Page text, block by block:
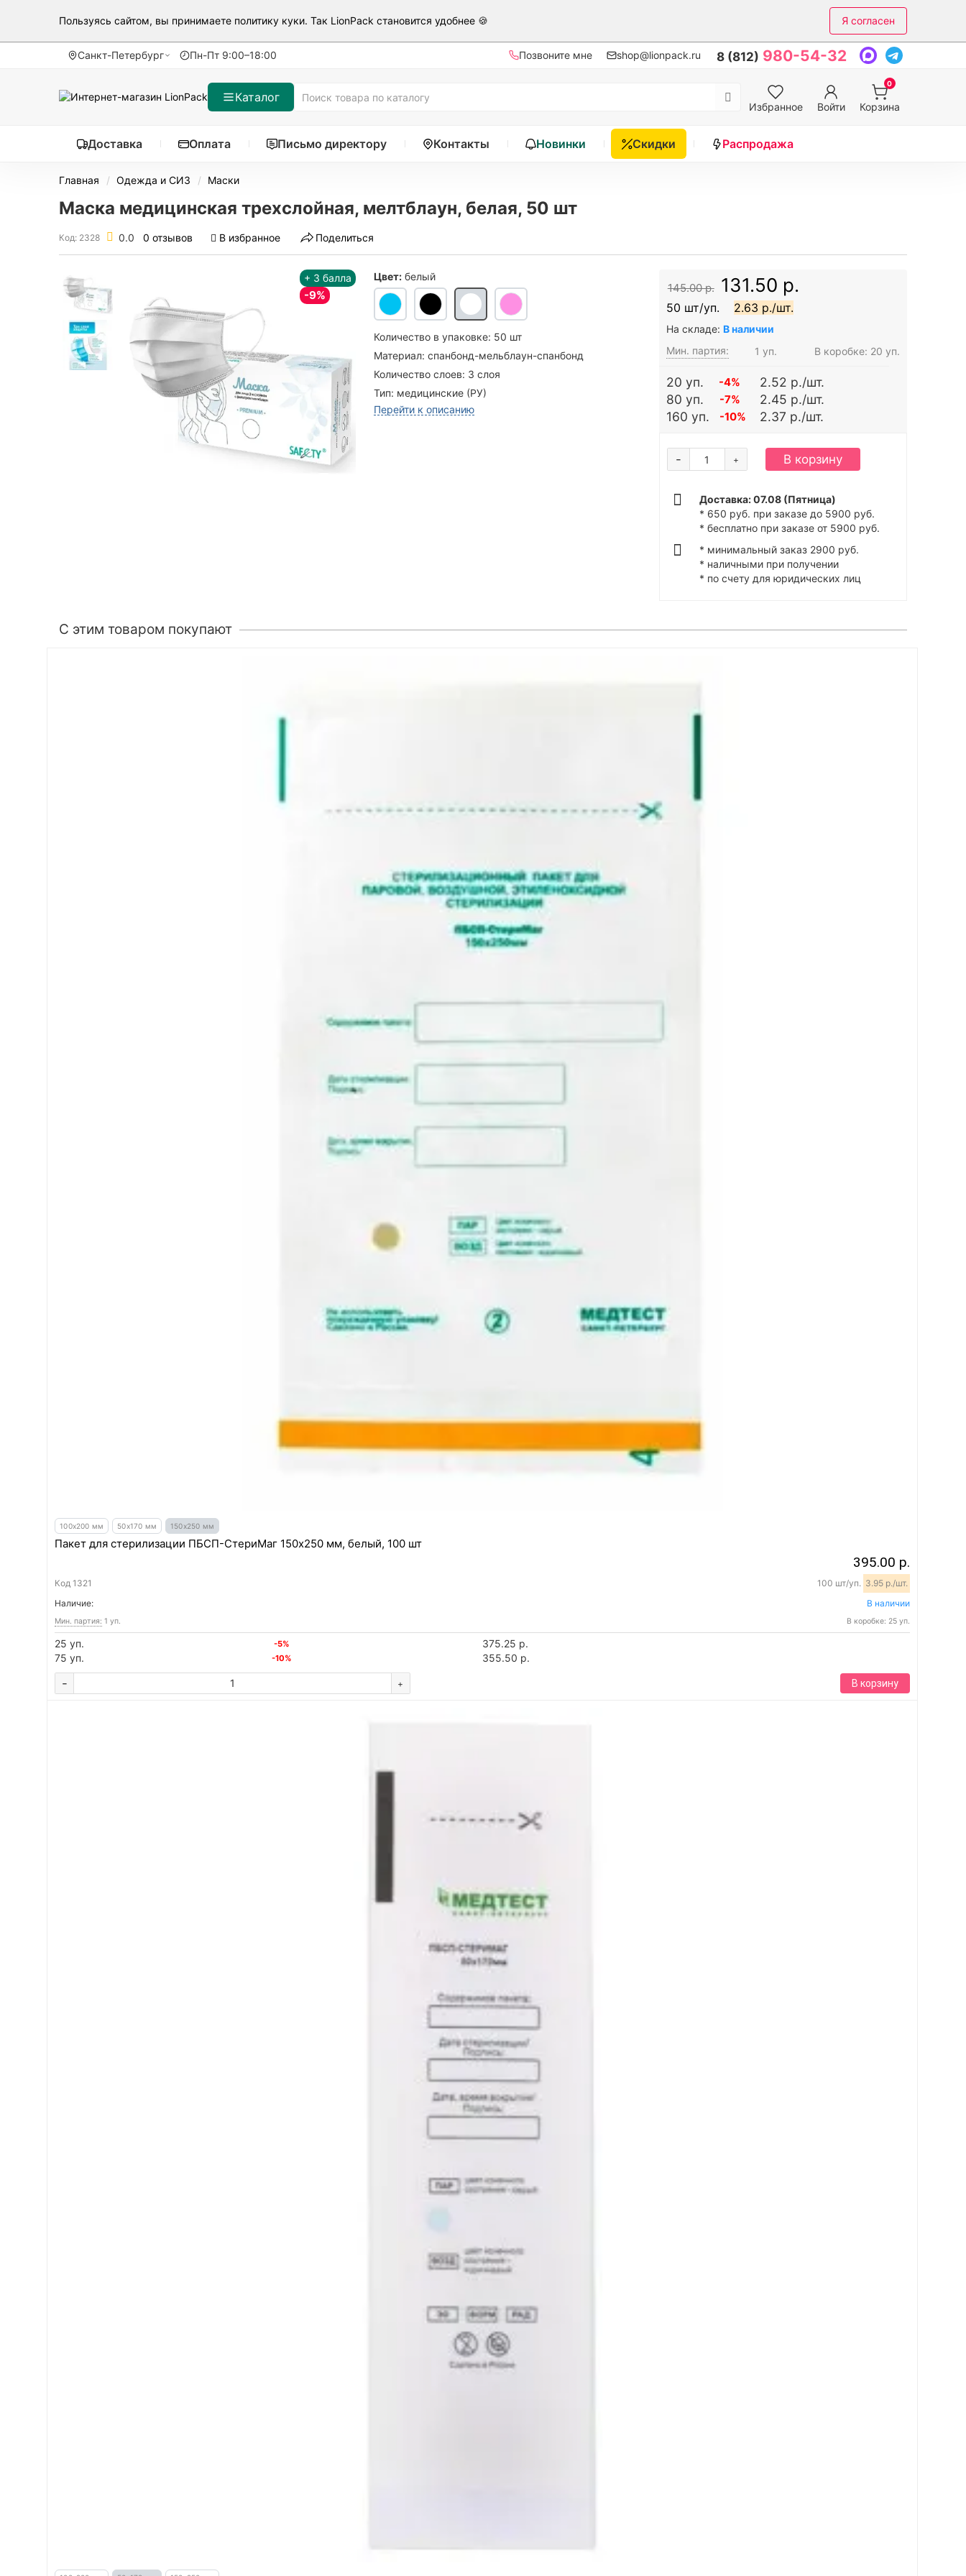
Пользуясь сайтом, вы принимаете политику куки. Так LionPack становится удобнее 🍪 Я согласен
Санкт-Петербург Пн-Пт 9:00–18:00 Позвоните мне shop@lionpack.ru 8 (812) 980-54-32
Каталог
Избранное Войти
0
Корзина
Доставка Оплата Письмо директору Контакты Новинки Скидки Распродажа
Главная Одежда и СИЗ Маски
Маска медицинская трехслойная, мелтблаун, белая, 50 шт
Код: 2328 0.0 0 отзывов В избранное Поделиться
+ 3 балла
-9%
Цвет: белый
Количество в упаковке: 50 шт
Материал: спанбонд-мельблаун-спанбонд
Количество слоев: 3 слоя
Тип: медицинские (РУ)
Перейти к описанию
145.00 р. 131.50 р.
50 шт/уп. 2.63 р./шт.
На складе: В наличии
Мин. партия:
1 уп. В коробке: 20 уп.
20 уп. -4%
2.52 р./шт.
80 уп.
-7%
2.45 р./шт.
160 уп.
-10% 2.37 р./шт.
+
- В корзину
Доставка: 07.08 (Пятница)
* 650 руб. при заказе до 5900 руб.
* бесплатно при заказе от 5900 руб.
* минимальный заказ 2900 руб.
* наличными при получении
* по счету для юридических лиц
C этим товаром покупают
100х200 мм 50х170 мм 150х250 мм
Пакет для стерилизации ПБСП-СтериМаг 150х250 мм, белый, 100 шт
395.00 р.
Код1321 100 шт/уп. 3.95 р./шт.
Наличие:
В наличии
Мин. партия: 1 уп. В коробке: 25 уп.
25 уп. -5%
375.25 р.
75 уп.
-10% 355.50 р.
+
- В корзину